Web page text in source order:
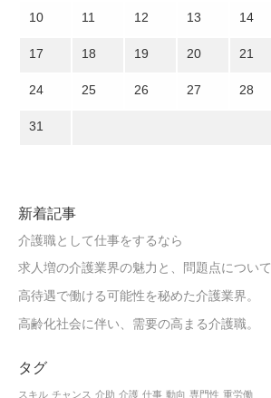
10 11 12 13 14
17 18 19 20 21
24 25 26 27 28
31
新着記事
介護職として仕事をするなら
求人増の介護業界の魅力と、問題点について
高待遇で働ける可能性を秘めた介護業界。
高齢化社会に伴い、需要の高まる介護職。
タグ
スキル チャンス 介助 介護 仕事 動向 専門性 重労働